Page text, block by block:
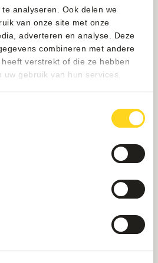
analyseren. Ook delen we
van onze site met onze
adverteren en analyse. Deze
combineren met andere
verstrekt of die ze hebben
gebruik van hun services.